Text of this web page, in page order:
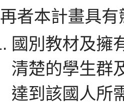
再者本計畫具
國別教材及擁
清楚的學生群
達到該國人所